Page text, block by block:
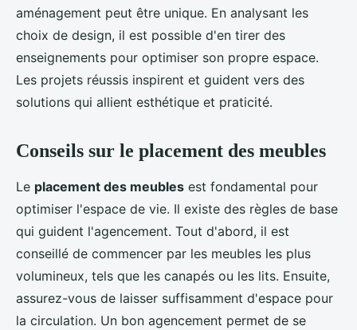
aménagement peut être unique. En analysant les
choix de design, il est possible d'en tirer des
enseignements pour optimiser son propre espace.
Les projets réussis inspirent et guident vers des
solutions qui allient esthétique et praticité.
Conseils sur le placement des meubles
Le placement des meubles est fondamental pour
optimiser l'espace de vie. Il existe des règles de base
qui guident l'agencement. Tout d'abord, il est
conseillé de commencer par les meubles les plus
volumineux, tels que les canapés ou les lits. Ensuite,
assurez-vous de laisser suffisamment d'espace pour
la circulation. Un bon agencement permet de se